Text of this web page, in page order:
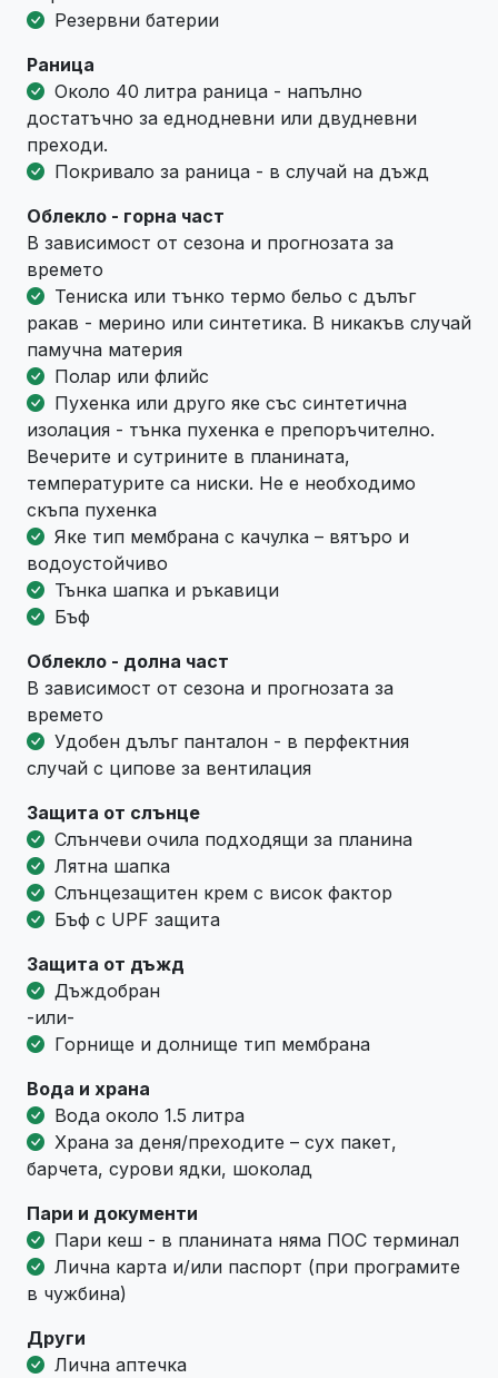
Резервни батерии
Раница
Около 40 литра раница - напълно
достатъчно за еднодневни или двудневни
преходи.
Покривало за раница - в случай на дъжд
Облекло - горна част
В зависимост от сезона и прогнозата за
времето
Тениска или тънко термо бельо с дълъг
ракав - мерино или синтетика. В никакъв случай
памучна материя
Полар или флийс
Пухенка или друго яке със синтетична
изолация - тънка пухенка е препоръчително.
Вечерите и сутрините в планината,
температурите са ниски. Не е необходимо
скъпа пухенка
Яке тип мембрана с качулка – вятъро и
водоустойчиво
Тънка шапка и ръкавици
Бъф
Облекло - долна част
В зависимост от сезона и прогнозата за
времето
Удобен дълъг панталон - в перфектния
случай с ципове за вентилация
Защита от слънце
Слънчеви очила подходящи за планина
Лятна шапка
Слънцезащитен крем с висок фактор
Бъф с UPF защита
Защита от дъжд
Дъждобран
-или-
Горнище и долнище тип мембрана
Вода и храна
Вода около 1.5 литра
Храна за деня/преходите – сух пакет,
барчета, сурови ядки, шоколад
Пари и документи
Пари кеш - в планината няма ПОС терминал
Лична карта и/или паспорт (при програмите
в чужбина)
Други
Лична аптечка